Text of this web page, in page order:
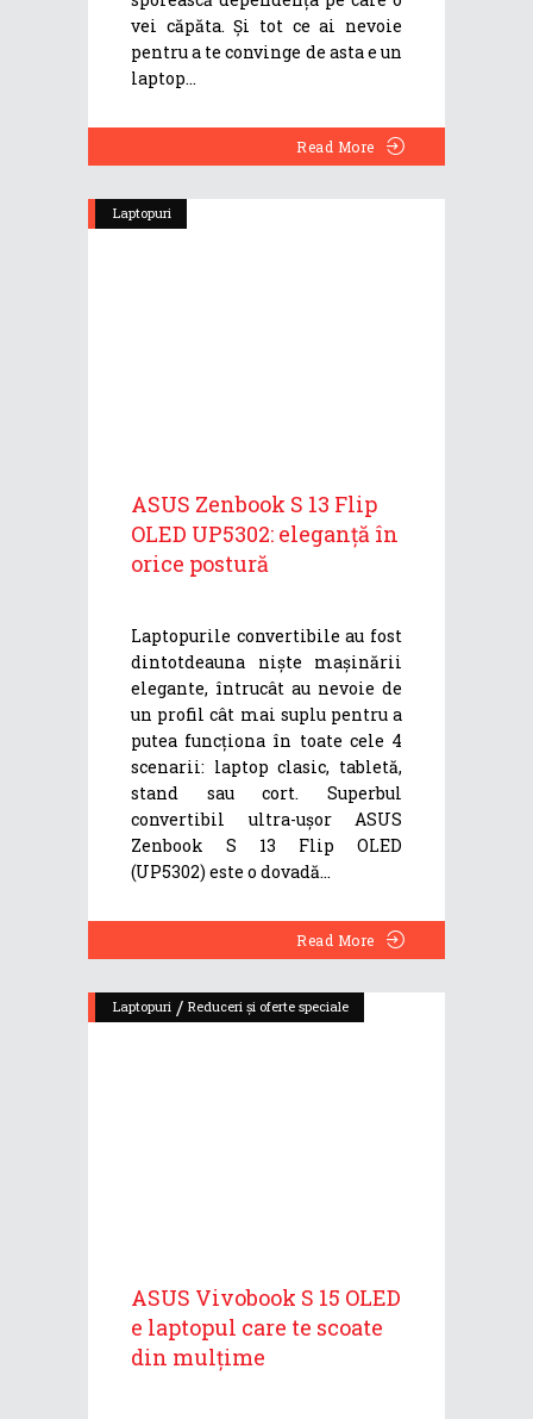
vei căpăta. Și tot ce ai nevoie
pentru a te convinge de asta e un
laptop
Read More
Laptopuri
ASUS Zenbook S 13 Flip
OLED UP5302: eleganță în
orice postură
Laptopurile convertibile au fost
dintotdeauna niște mașinării
elegante, întrucât au nevoie de
un profil cât mai suplu pentru a
putea funcționa în toate cele 4
scenarii: laptop clasic, tabletă,
stand sau cort. Superbul
convertibil ultra-ușor ASUS
Zenbook S 13 Flip OLED
(UP5302) este o dovadă
Read More
Laptopuri / Reduceri și oferte speciale
ASUS Vivobook S 15 OLED
e laptopul care te scoate
din mulțime